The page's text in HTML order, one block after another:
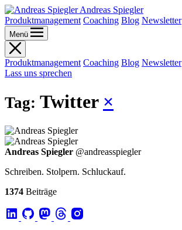
Andreas Spiegler
Produktmanagement Coaching Blog Newsletter
Menü
Produktmanagement Coaching Blog Newsletter
Lass uns sprechen
Tag: Twitter ×
Andreas Spiegler @andreasspiegler
Schreiben. Stolpern. Schluckauf.
1374 Beiträge